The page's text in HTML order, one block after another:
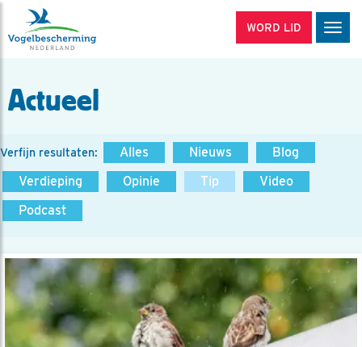
WORD LID
Actueel
Verfijn resultaten: Alles Nieuws
Blog
Verdieping
Opinie Tip
Video
Podcast